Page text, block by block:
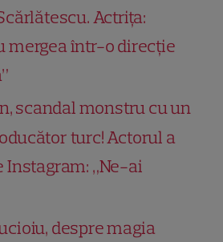
Actrița:
mergea într-o direcție
scandal monstru cu un
turc! Actorul a
Instagram: „Ne-ai
despre magia